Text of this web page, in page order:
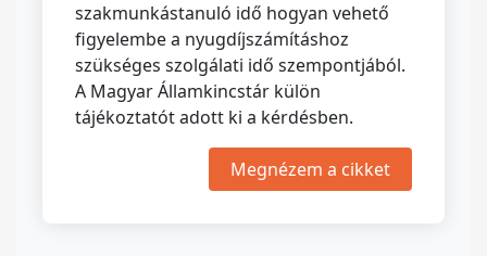
szakmunkástanuló idő hogyan vehető
figyelembe a nyugdíjszámításhoz
szükséges szolgálati idő szempontjából.
A Magyar Államkincstár külön
tájékoztatót adott ki a kérdésben.
Megnézem a cikket